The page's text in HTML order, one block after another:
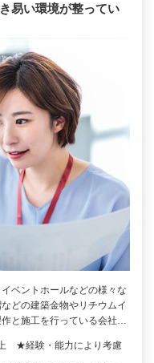
易い環境が整ってい
ベントホールなどの様々な
どの建築金物やリチウムイ
と施工を行っている会社…
★経験・能力により考慮